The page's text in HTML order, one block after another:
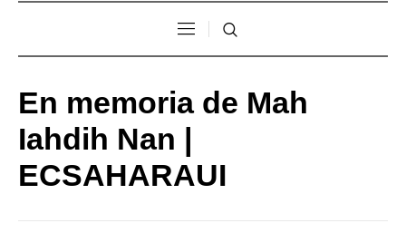
En memoria de Mah
Iahdih Nan |
ECSAHARAUI